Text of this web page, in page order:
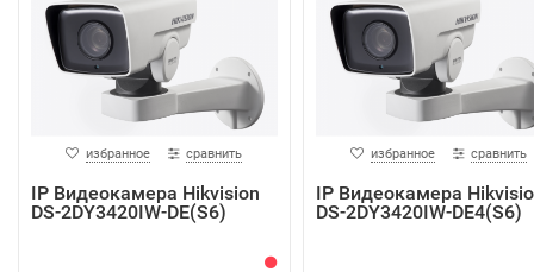
избранное сравнить
IP Видеокамера Hikvision
DS-2DY3420IW-DE(S6)
избранное сравнить
IP Видеокамера
DS-2DY3420IW-DE4(S6)